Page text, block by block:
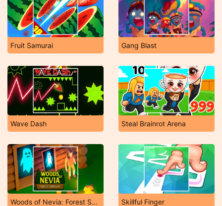
Fruit Samurai Gang Blast
Wave Dash Steal Brainrot Arena
Woods of Nevia: Forest Survival Skillful Finger